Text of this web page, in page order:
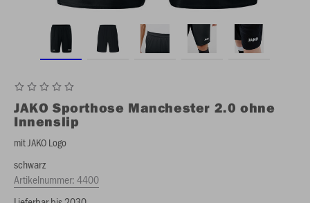
JAKO Sporthose Manchester 2.0 ohne
Innenslip
mit JAKO Logo
schwarz
Artikelnummer:4400